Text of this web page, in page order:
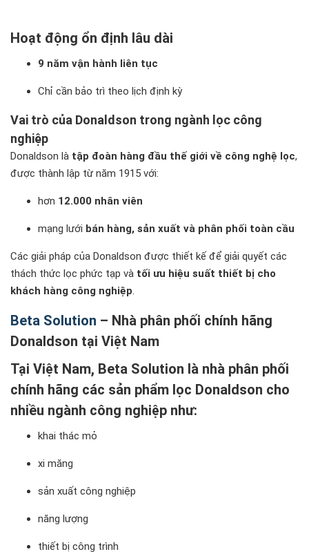
Hoạt động ổn định lâu dài
9 năm vận hành liên tục
Chỉ cần bảo trì theo lịch định kỳ
Vai trò của Donaldson trong ngành lọc công
nghiệp
Donaldson là tập đoàn hàng đầu thế giới về công nghệ lọc,
được thành lập từ năm 1915 với:
hơn 12.000 nhân viên
mạng lưới bán hàng, sản xuất và phân phối toàn cầu
Các giải pháp của Donaldson được thiết kế để giải quyết các
thách thức lọc phức tạp và tối ưu hiệu suất thiết bị cho
khách hàng công nghiệp.
Beta Solution – Nhà phân phối chính hãng
Donaldson tại Việt Nam
Tại Việt Nam, Beta Solution là nhà phân phối
chính hãng các sản phẩm lọc Donaldson cho
nhiều ngành công nghiệp như:
khai thác mỏ
xi măng
sản xuất công nghiệp
năng lượng
thiết bị công trình